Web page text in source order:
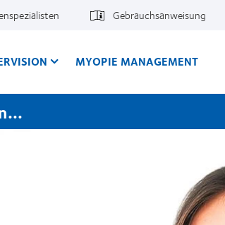
Gebrauchsanweisung
MYOPIE MANAGEMENT